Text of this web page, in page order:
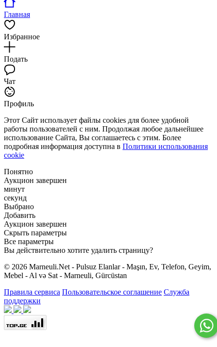
Главная
Избранное
Подать
Чат
Профиль
Этот Сайт использует файлы cookies для более удобной
работы пользователей с ним. Продолжая любое дальнейшее
использование Сайта, Вы соглашаетесь с этим. Более
подробная информация доступна в Политики использования
cookie
Понятно
Аукцион завершен
минут
секунд
Выбрано
Добавить
Аукцион завершен
Скрыть параметры
Все параметры
Вы действительно хотите удалить страницу?
© 2026 Marneuli.Net - Pulsuz Elanlar - Maşın, Ev, Telefon, Geyim,
Mebel - Al və Sat - Marneuli, Gürcüstan
Правила сервиса Пользовательское соглашение Служба
поддержки